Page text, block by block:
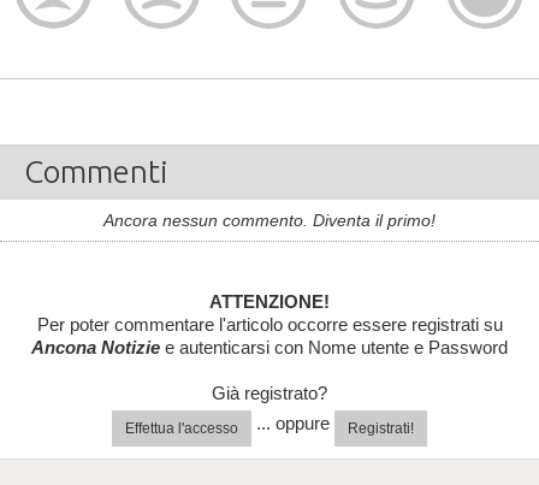
Commenti
Ancora nessun commento. Diventa il primo!
ATTENZIONE!
Per poter commentare l'articolo occorre essere registrati su
Ancona Notizie e autenticarsi con Nome utente e Password
Già registrato?
Effettua l'accesso ... oppure Registrati!